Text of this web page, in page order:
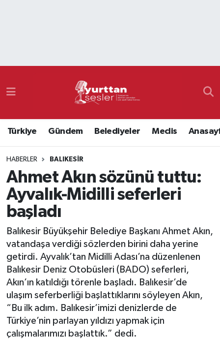
Türkiye Gündem Belediyeler Meclis
HABERLER BALIKESIR
Ahmet Akın sözünü tuttu:
Ayvalık-Midilli seferleri
başladı
Balıkesir Büyükşehir Belediye Başkanı Ahmet Akın,
vatandaşa verdiği sözlerden birini daha yerine
getirdi. Ayvalık’tan Midilli Adası’na düzenlenen
Balıkesir Deniz Otobüsleri (BADO) seferleri,
Akın’ın katıldığı törenle başladı. Balıkesir’de
ulaşım seferberliği başlattıklarını söyleyen Akın,
“Bu ilk adım. Balıkesir’imizi denizlerde de
Türkiye’nin parlayan yıldızı yapmak için
çalışmalarımızı başlattık.” dedi.
Namaz Vakitleri
Süper Lig Puan Durumu ve Fikstür
Tüm Manşetler
Son Dakika Haberleri
Haber Arşivi